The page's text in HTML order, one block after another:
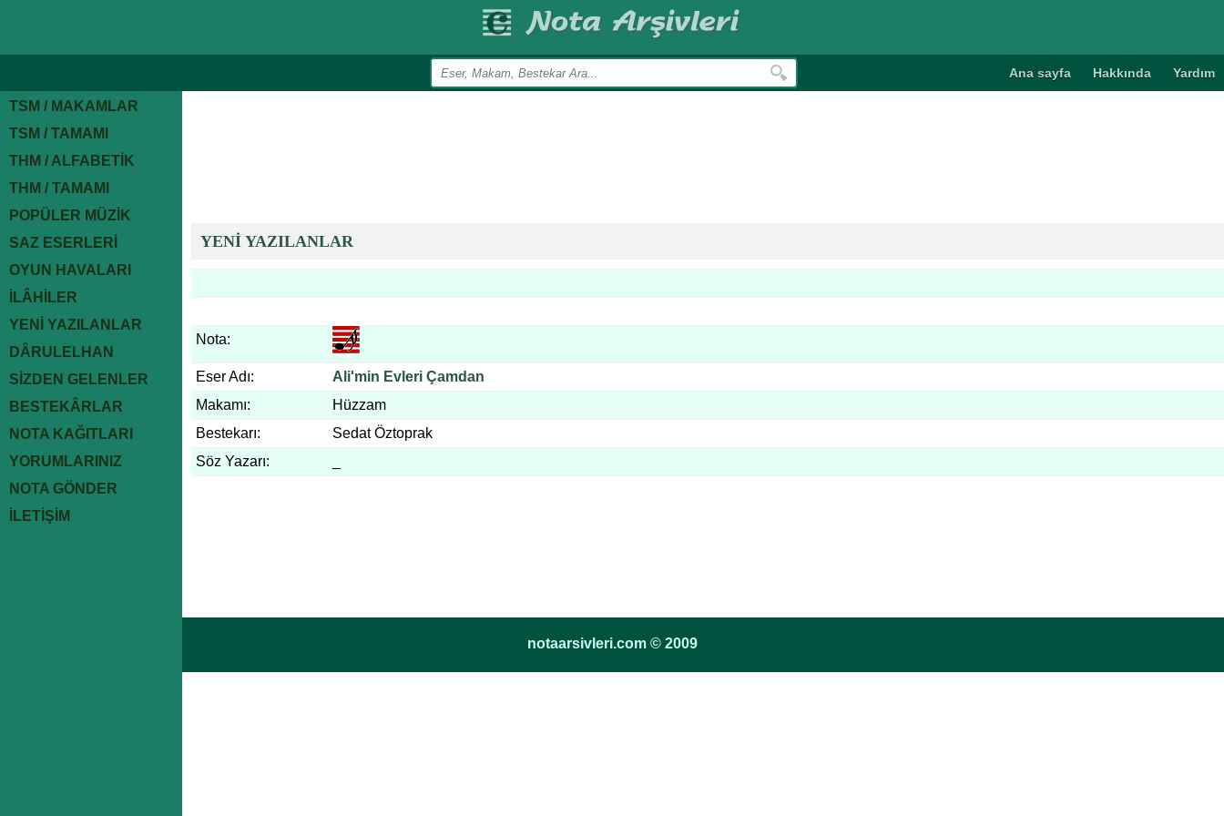
Ana sayfa Hakkında Yardım
TSM / MAKAMLAR
TSM / TAMAMI
THM / ALFABETİK
THM / TAMAMI
POPÜLER MÜZİK
SAZ ESERLERİ
OYUN HAVALARI
İLÂHİLER
YENİ YAZILANLAR
DÂRULELHAN
SİZDEN GELENLER
BESTEKÂRLAR
NOTA KAĞITLARI
YORUMLARINIZ
NOTA GÖNDER
İLETİŞİM
YENİ YAZILANLAR
Nota:
Eser Adı:
Ali'min Evleri Çamdan
Makamı:
Hüzzam
Bestekarı:
Sedat Öztoprak
Söz Yazarı:
notaarsivleri.com © 2009